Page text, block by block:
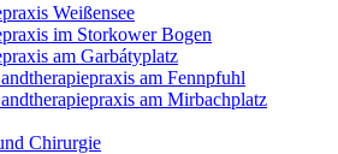
Weißensee
im Storkower Bogen
am Garbátyplatz
am Fennpfuhl
am Mirbachplatz
Chirurgie